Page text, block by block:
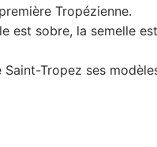
Tropézienne.
est sobre, la semelle est
Tropez ses